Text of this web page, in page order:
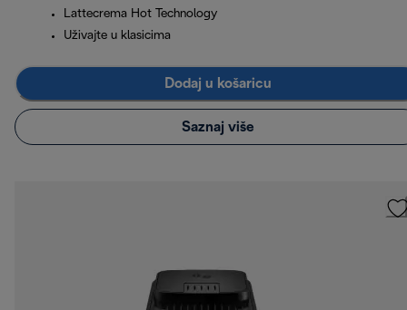
Lattecrema Hot Technology
Uživajte u klasicima
Dodaj u košaricu
Saznaj više